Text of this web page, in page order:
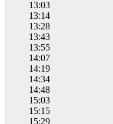
13:03
13:14
13:28
13:43
13:55
14:07
14:19
14:34
14:48
15:03
15:15
15:29